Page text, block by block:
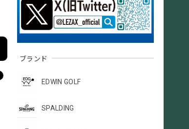
ブランド
EDWIN GOLF
SPALDING